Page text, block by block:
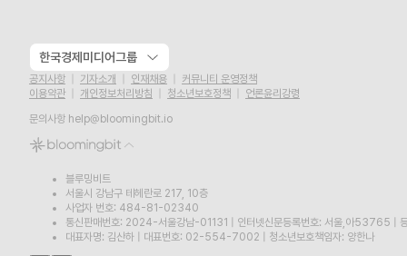
한국경제미디어그룹
공지사항 기자소개 인재채용
커뮤니티 운영정책
이용약관
개인정보처리방침 청소년보호정책
언론윤리강령
문의사항 help@bloomingbit.io
블루밍비트
서울시 강남구 테헤란로 217, 10층
사업자 번호: 484-81-02340
통신판매번호: 2024-서울강남-01131
인터넷신문등록번호: 서울,아53765
대표자명: 김산하
대표번호: 02-554-7002 청소년보호책임자: 양한나